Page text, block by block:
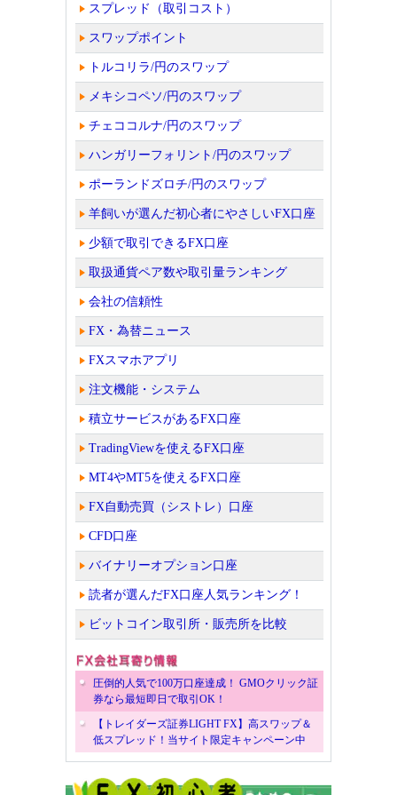
スプレッド（取引コスト）
スワップポイント
トルコリラ/円のスワップ
メキシコペソ/円のスワップ
チェココルナ/円のスワップ
ハンガリーフォリント/円のスワップ
ポーランドズロチ/円のスワップ
羊飼いが選んだ初心者にやさしいFX口座
少額で取引できるFX口座
取扱通貨ペア数や取引量ランキング
会社の信頼性
FX・為替ニュース
FXスマホアプリ
注文機能・システム
積立サービスがあるFX口座
TradingViewを使えるFX口座
MT4やMT5を使えるFX口座
FX自動売買（シストレ）口座
CFD口座
バイナリーオプション口座
読者が選んだFX口座人気ランキング！
ビットコイン取引所・販売所を比較
圧倒的人気で100万口座達成！ GMOクリック証
券なら最短即日で取引OK！
【トレイダーズ証券LIGHT FX】高スワップ＆
低スプレッド！当サイト限定キャンペーン中